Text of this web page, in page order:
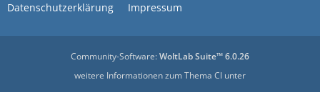
Datenschutzerklärung Impressum
Community-Software:WoltLab Suite™ 6.0.26
weitere Informationen zum Thema CI unter